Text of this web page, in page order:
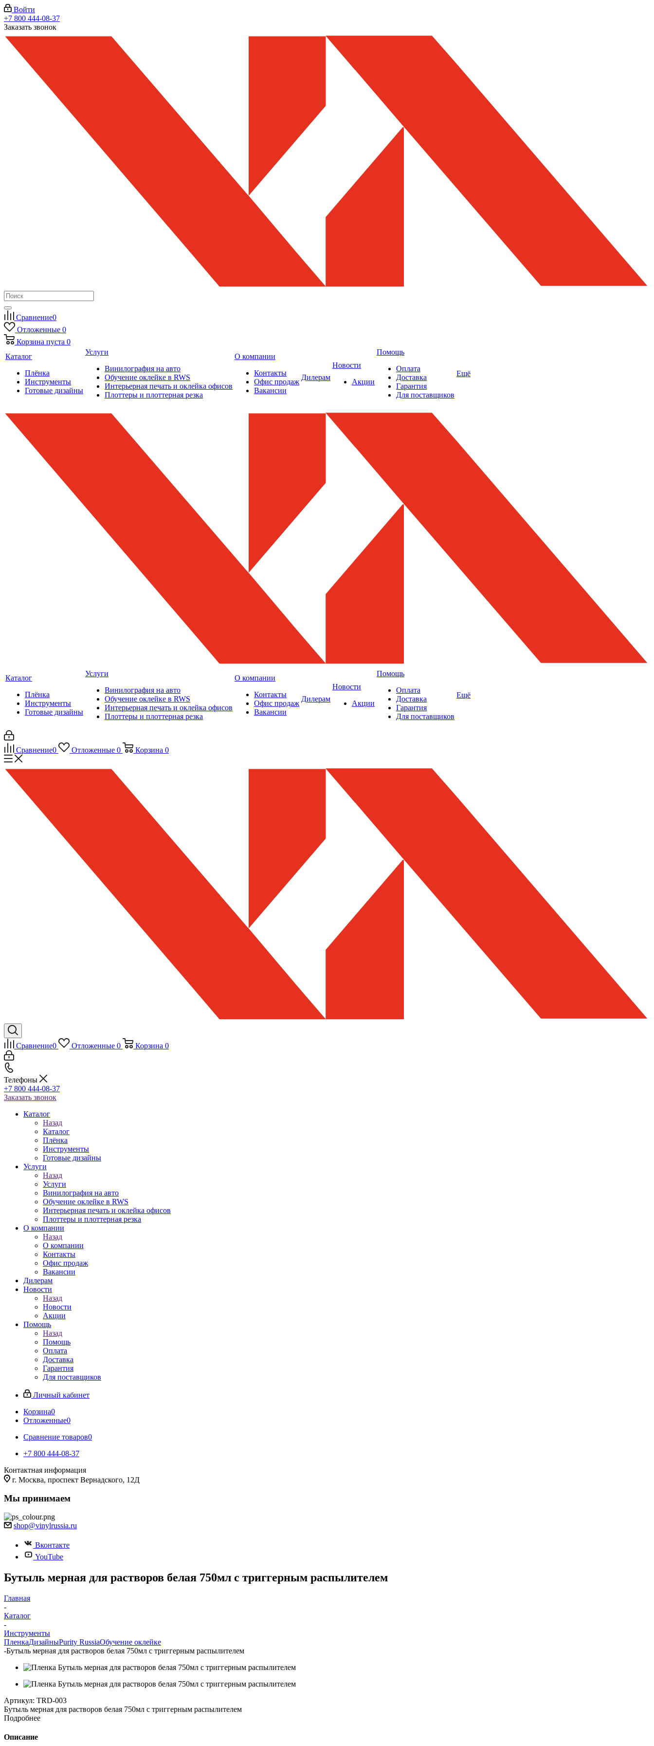
Войти
+7 800 444-08-37
Заказать звонок
Сравнение0
Отложенные 0
Корзина пуста 0
Каталог
Плёнка
Инструменты
Готовые дизайны
Услуги
Винилография на авто
Обучение оклейке в RWS
Интерьерная печать и оклейка офисов
Плоттеры и плоттерная резка
О компании
Контакты
Офис продаж
Вакансии
Дилерам
Новости
Акции
Помощь
Оплата
Доставка
Гарантия
Для поставщиков
Ещё
Каталог
Плёнка
Инструменты
Готовые дизайны
Услуги
Винилография на авто
Обучение оклейке в RWS
Интерьерная печать и оклейка офисов
Плоттеры и плоттерная резка
О компании
Контакты
Офис продаж
Вакансии
Дилерам
Новости
Акции
Помощь
Оплата
Доставка
Гарантия
Для поставщиков
Ещё
Сравнение0 Отложенные 0 Корзина 0
Сравнение0 Отложенные 0 Корзина 0
Телефоны
+7 800 444-08-37
Заказать звонок
Каталог
Назад
Каталог
Плёнка
Инструменты
Готовые дизайны
Услуги
Назад
Услуги
Винилография на авто
Обучение оклейке в RWS
Интерьерная печать и оклейка офисов
Плоттеры и плоттерная резка
О компании
Назад
О компании
Контакты
Офис продаж
Вакансии
Дилерам
Новости
Назад
Новости
Акции
Помощь
Назад
Помощь
Оплата
Доставка
Гарантия
Для поставщиков
Личный кабинет
Корзина0
Отложенные0
Сравнение товаров0
+7 800 444-08-37
Контактная информация
г. Москва, проспект Вернадского, 12Д
Мы принимаем
shop@vinylrussia.ru
Вконтакте
YouTube
Бутыль мерная для растворов белая 750мл с триггерным распылителем
Главная
-
Каталог
-
Инструменты
ПленкаДизайныPurity RussiaОбучение оклейке
-Бутыль мерная для растворов белая 750мл с триггерным распылителем
Артикул: TRD-003
Бутыль мерная для растворов белая 750мл с триггерным распылителем
Подробнее
Описание